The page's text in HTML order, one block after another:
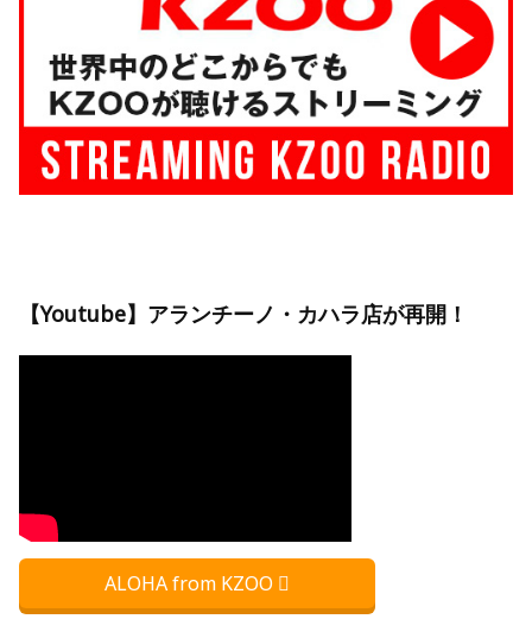
【Youtube】アランチーノ・カハラ店が再開！
ALOHA from KZOO